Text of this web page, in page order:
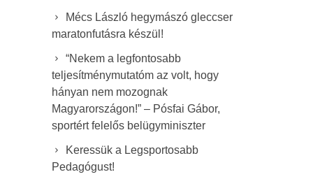
Mécs László hegymászó gleccser
maratonfutásra készül!
“Nekem a legfontosabb
teljesítménymutatóm az volt, hogy
hányan nem mozognak
Magyarországon!” – Pósfai Gábor,
sportért felelős belügyminiszter
Keressük a Legsportosabb
Pedagógust!